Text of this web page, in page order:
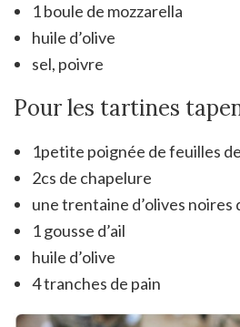
1 boule de mozzarella
huile d’olive
sel, poivre
Pour les tartines
1petite poignée de feuilles
2cs de chapelure
une trentaine d’olives noires
1 gousse d’ail
huile d’olive
4 tranches de pain